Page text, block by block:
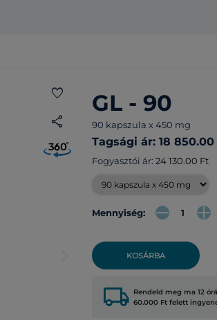
favorite
share
GL - 90
90 kapszula x 450 mg
Tagsági ár: 18 850.00
Fogyasztói ár: 24 130.00 Ft
Mennyiség:
KOSÁRBA
local_shipping Rendeld meg ma 12
60.000 Ft felett